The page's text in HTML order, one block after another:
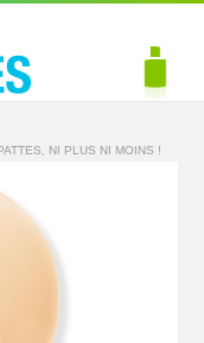
NI PLUS NI MOINS !